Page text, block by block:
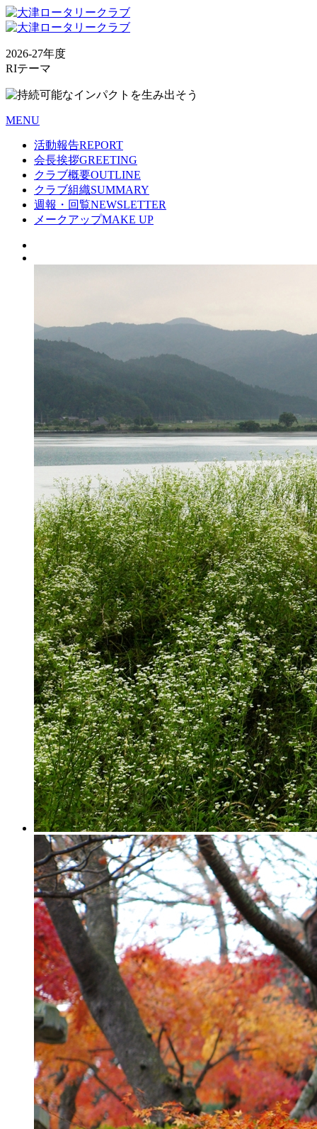
2026-27年度
RIテーマ
MENU
活動報告REPORT
会長挨拶GREETING
クラブ概要OUTLINE
クラブ組織SUMMARY
週報・回覧NEWSLETTER
メークアップMAKE UP